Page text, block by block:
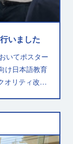
いました
いてポスター
け日本語教育
オリティ改…